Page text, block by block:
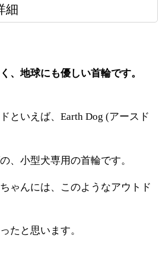
細
、地球にも優しい首輪です。
といえば、 Earth Dog (アースド
、小型犬専用の首輪です。
ゃんには、このようなアウトド
たと思います。